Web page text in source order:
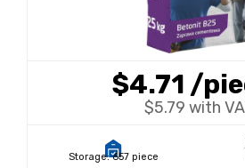
$4.71 /
$5.79 with
Storage: 657 piece